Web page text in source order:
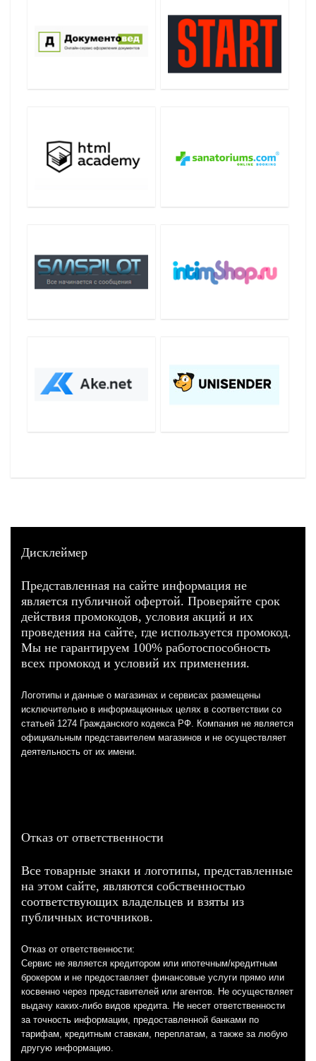
Дисклеймер
Представленная на сайте информация не
является публичной офертой. Проверяйте срок
действия промокодов, условия акций и их
проведения на сайте, где используется промокод.
Мы не гарантируем 100% работоспособность
всех промокод и условий их применения.
Логотипы и данные о магазинах и сервисах размещены
исключительно в информационных целях в соответствии со
статьей 1274 Гражданского кодекса РФ. Компания не является
официальным представителем магазинов и не осуществляет
деятельность от их имени.
Отказ от ответственности
Все товарные знаки и логотипы, представленные
на этом сайте, являются собственностью
соответствующих владельцев и взяты из
публичных источников.
Отказ от ответственности:
Сервис не является кредитором или ипотечным/кредитным
брокером и не предоставляет финансовые услуги прямо или
косвенно через представителей или агентов. Не осуществляет
выдачу каких-либо видов кредита. Не несет ответственности
за точность информации, предоставленной банками по
тарифам, кредитным ставкам, переплатам, а также за любую
другую информацию.